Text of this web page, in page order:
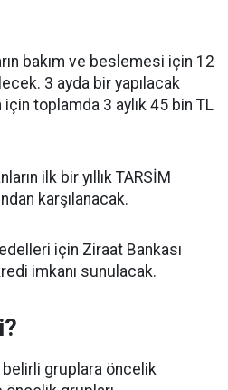
bakım ve beslemesi için 12
3 ayda bir yapılacak
toplamda 3 aylık 45 bin TL
ilk bir yıllık TARSİM
karşılanacak.
için Ziraat Bankası
imkanı sunulacak.
belirli gruplara öncelik